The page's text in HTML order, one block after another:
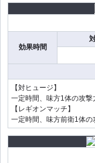
効果時間
【対ヒュージ】
一定時間、味方1体の攻撃
【レギオンマッチ】
一定時間、味方前衛1体の